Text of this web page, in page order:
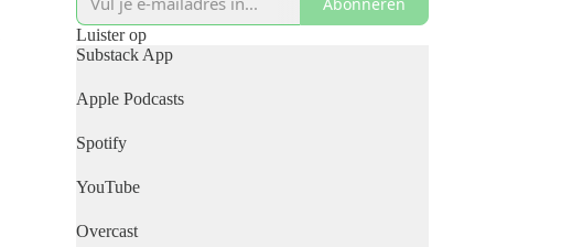
Jouw pad naar de wonderen van de natuur en de
vooruitgang van technologie begint hier.
www.mennoenerwin.nl/
Luister op
Substack App
Apple Podcasts
Spotify
YouTube
Overcast